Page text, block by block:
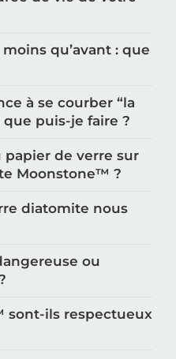
qu’avant : que
à se courber “la
que puis-je faire ?
papier de verre sur
Moonstone™️ ?
diatomite nous
ou
sont-ils respectueux